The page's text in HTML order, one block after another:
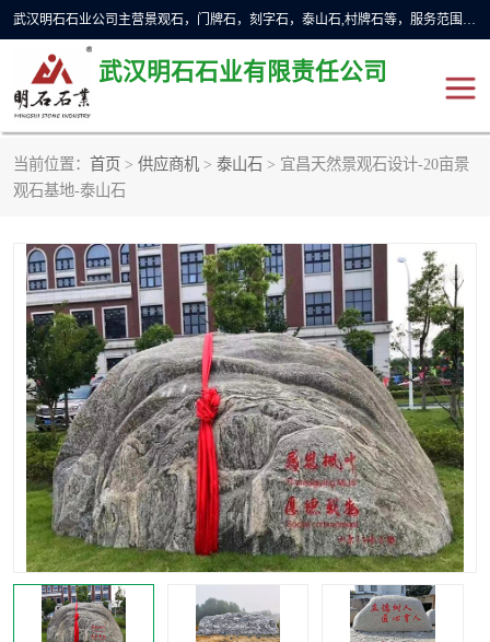
武汉明石石业公司主营景观石，门牌石，刻字石，泰山石,村牌石等，服务范围主要有：武汉，咸宁等地区。公司秉承敬业奉献、锐意创新的企业精神，从无到有，从小到大，以一种产业报国的创业精神，竭诚为客户提供服务，为社会设计财富。
武汉明石石业有限责任公司
当前位置： 首页 > 供应商机 > 泰山石 > 宜昌天然景观石设计-20亩景
观石基地-泰山石
景观石
门牌石 奠基石
黄蜡石 大型石雕
人物雕塑 异型石材
石雕狮子 刻字石